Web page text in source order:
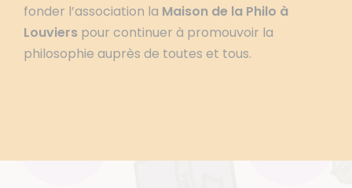
fonder l’association la Maison de la Philo à
Louviers pour continuer à promouvoir la
philosophie auprès de toutes et tous.